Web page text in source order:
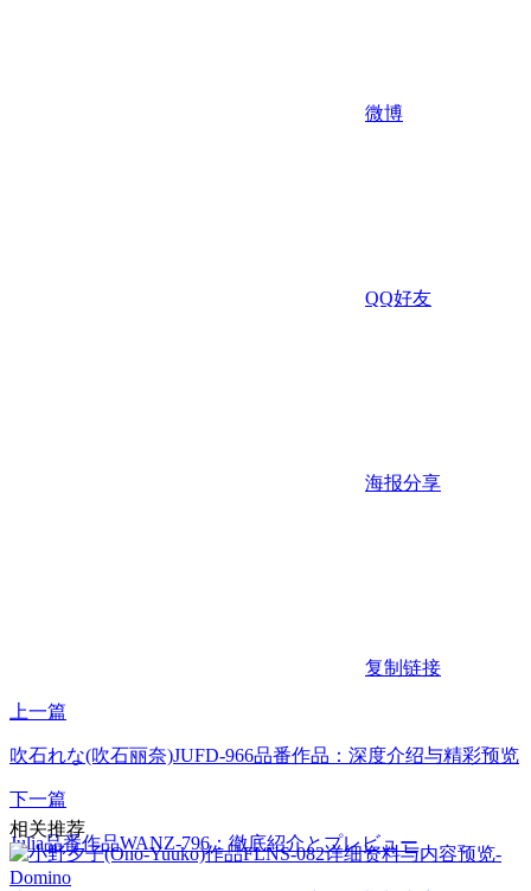
微博
QQ好友
海报分享
复制链接
上一篇
吹石れな(吹石丽奈)JUFD-966品番作品：深度介绍与精彩预览
下一篇
Julia品番作品WANZ-796：徹底紹介とプレビュー
相关推荐